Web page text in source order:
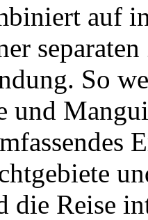
auf
So
und
die Reise